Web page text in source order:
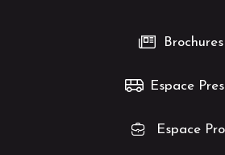
Brochures
Espace
Espace